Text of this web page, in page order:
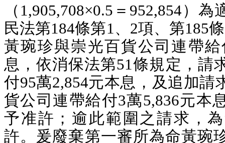
（1,905,708×0.5＝952,854）
民法第184條第1、2項、第185
黃琬珍與崇光百貨公司連帶給
息，依消保法第51條規定，請
付95萬2,854元本息，及追加請
貨公司連帶給付3萬5,836元本
予准許；逾此範圍之請求，
許。爰廢棄第一審所為命黃琬